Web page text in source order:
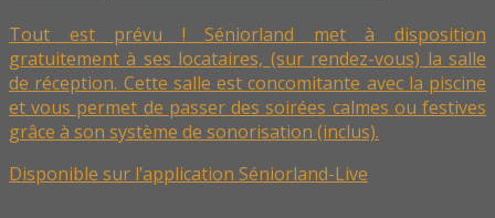
Tout est prévu ! Séniorland met à disposition
gratuitement à ses locataires, (sur rendez-vous) la salle
de réception. Cette salle est concomitante avec la piscine
et vous permet de passer des soirées calmes ou festives
grâce à son système de sonorisation (inclus).
Disponible sur l’application Séniorland-Live